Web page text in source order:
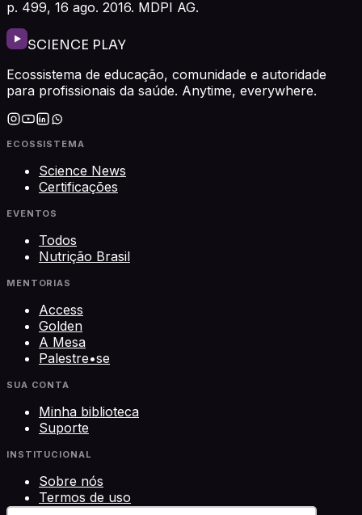
p. 499, 16 ago. 2016. MDPI AG.
SCIENCE PLAY
Ecossistema de educação, comunidade e autoridade
para profissionais da saúde. Anytime, everywhere.
ECOSSISTEMA
Science News
Certificações
EVENTOS
Todos
Nutrição Brasil
MENTORIAS
Access
Golden
A Mesa
Palestre•se
SUA CONTA
Minha biblioteca
Suporte
INSTITUCIONAL
Sobre nós
Termos de uso